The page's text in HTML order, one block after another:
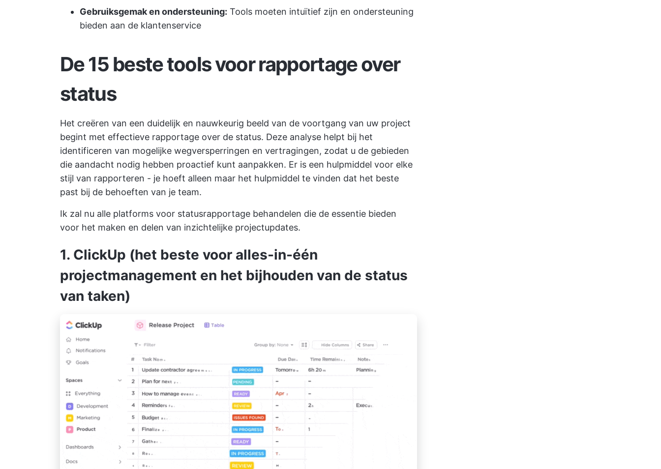
Gebruiksgemak en ondersteuning: Tools moeten intuïtief zijn en ondersteuning
bieden aan de klantenservice
De 15 beste tools voor rapportage over
status
Het creëren van een duidelijk en nauwkeurig beeld van de voortgang van uw project
begint met effectieve rapportage over de status. Deze analyse helpt bij het
identificeren van mogelijke wegversperringen en vertragingen, zodat u de gebieden
die aandacht nodig hebben proactief kunt aanpakken. Er is een hulpmiddel voor elke
stijl van rapporteren - je hoeft alleen maar het hulpmiddel te vinden dat het beste
past bij de behoeften van je team.
Ik zal nu alle platforms voor statusrapportage behandelen die de essentie bieden
voor het maken en delen van inzichtelijke projectupdates.
1. ClickUp (het beste voor alles-in-één
projectmanagement en het bijhouden van de status
van taken)